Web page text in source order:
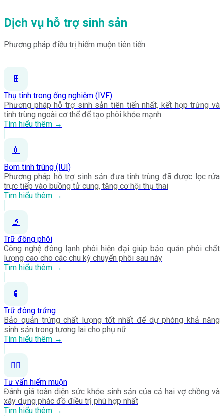
Dịch vụ hỗ trợ sinh sản
Phương pháp điều trị hiếm muộn tiên tiến
🧬
Thụ tinh trong ống nghiệm (IVF)
Phương pháp hỗ trợ sinh sản tiên tiến nhất, kết hợp trứng và
tinh trùng ngoài cơ thể để tạo phôi khỏe mạnh
Tìm hiểu thêm →
💉
Bơm tinh trùng (IUI)
Phương pháp hỗ trợ sinh sản đưa tinh trùng đã được lọc rửa
trực tiếp vào buồng tử cung, tăng cơ hội thụ thai
Tìm hiểu thêm →
🔬
Trữ đông phôi
Công nghệ đông lạnh phôi hiện đại giúp bảo quản phôi chất
lượng cao cho các chu kỳ chuyển phôi sau này
Tìm hiểu thêm →
🧪
Trữ đông trứng
Bảo quản trứng chất lượng tốt nhất để dự phòng khả năng
sinh sản trong tương lai cho phụ nữ
Tìm hiểu thêm →
👨‍⚕️
Tư vấn hiếm muộn
Đánh giá toàn diện sức khỏe sinh sản của cả hai vợ chồng và
xây dựng phác đồ điều trị phù hợp nhất
Tìm hiểu thêm →